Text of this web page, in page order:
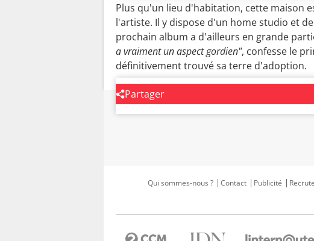
Plus qu'un lieu d'habitation, cette maison
l'artiste. Il y dispose d'un home studio et
prochain album a d'ailleurs en grande
a vraiment un aspect gordien", confesse le
définitivement trouvé sa terre d'adoption.
Partager
Qui sommes-nous ? Contact Publicité